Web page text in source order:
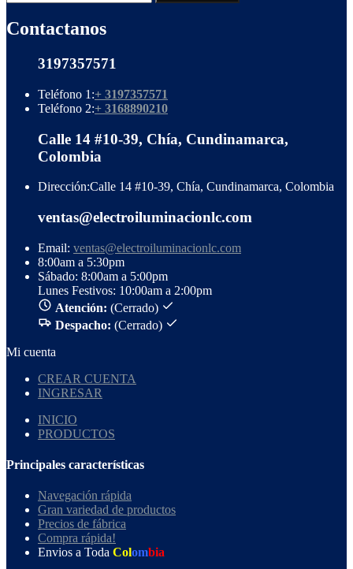
Contactanos
3197357571
Teléfono 1:+ 3197357571
Teléfono 2:+ 3168890210
Calle 14 #10-39, Chía, Cundinamarca,
Colombia
Dirección:Calle 14 #10-39, Chía, Cundinamarca, Colombia
ventas@electroiluminacionlc.com
Email: ventas@electroiluminacionlc.com
8:00am a 5:30pm
Sábado: 8:00am a 5:00pm
Lunes Festivos: 10:00am a 2:00pm
Atención: (Cerrado)
Despacho: (Cerrado)
Mi cuenta
CREAR CUENTA
INGRESAR
INICIO
PRODUCTOS
Principales características
Navegación rápida
Gran variedad de productos
Precios de fábrica
Compra rápida!
Envios a Toda Colombia